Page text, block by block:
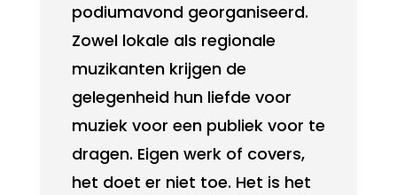
podiumavond georganiseerd.
Zowel lokale als regionale
muzikanten krijgen de
gelegenheid hun liefde voor
muziek voor een publiek voor te
dragen. Eigen werk of covers,
het doet er niet toe. Het is het